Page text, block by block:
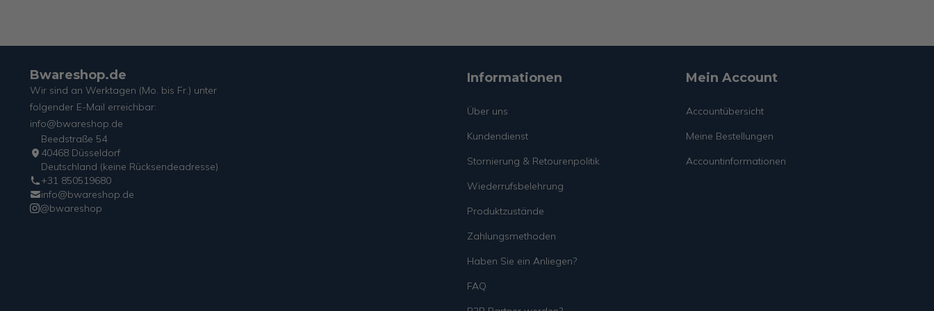
Bwareshop.de
Wir sind an Werktagen (Mo. bis Fr.) unter
folgender E-Mail erreichbar:
info@bwareshop.de
Beedstraße 54
40468 Düsseldorf
Deutschland (keine Rücksendeadresse)
+31 850519680
info@bwareshop.de
@bwareshop
Informationen
Über uns
Kundendienst
Stornierung & Retourenpolitik
Wiederrufsbelehrung
Produktzustände
Zahlungsmethoden
Haben Sie ein Anliegen?
FAQ
Mein Account
Accountübersicht
Meine Bestellungen
Accountinformationen